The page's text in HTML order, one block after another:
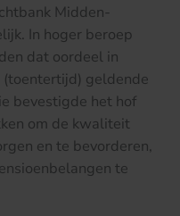
Midden-
In hoger beroep
dat oordeel in
geldende
bevestigde het hof
om de kwaliteit
en te bevorderen,
te